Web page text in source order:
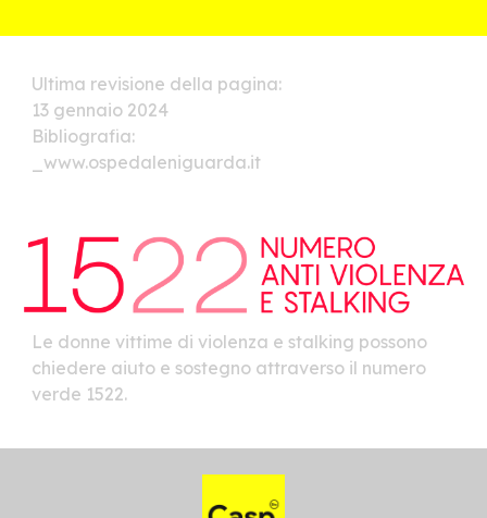
Ultima revisione della pagina:
13 gennaio 2024
Bibliografia:
_www.ospedaleniguarda.it
Le donne vittime di violenza e stalking possono
chiedere aiuto e sostegno attraverso il numero
verde 1522.